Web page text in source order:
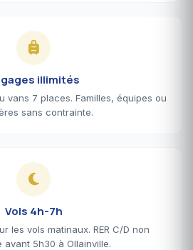
illimités
vans 7 places. Familles, équipes ou
sans contrainte.
Vols 4h-7h
les vols matinaux. RER C/D non
avant 5h30 à Ollainville.